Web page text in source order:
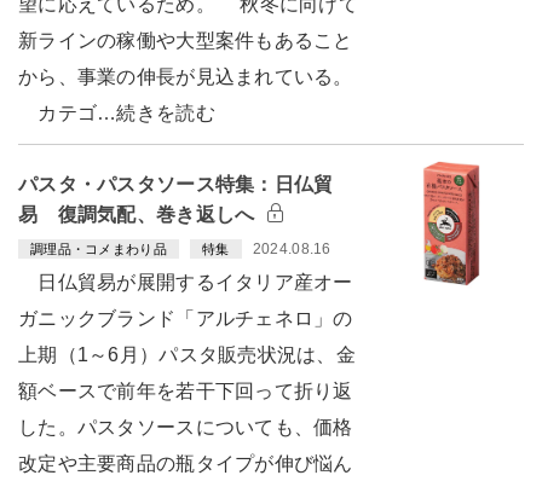
望に応えているため。 秋冬に向けて
新ラインの稼働や大型案件もあること
から、事業の伸長が見込まれている。
カテゴ…続きを読む
パスタ・パスタソース特集：日仏貿
易 復調気配、巻き返しへ
調理品・コメまわり品 特集 2024.08.16
日仏貿易が展開するイタリア産オー
ガニックブランド「アルチェネロ」の
上期（1～6月）パスタ販売状況は、金
額ベースで前年を若干下回って折り返
した。パスタソースについても、価格
改定や主要商品の瓶タイプが伸び悩ん